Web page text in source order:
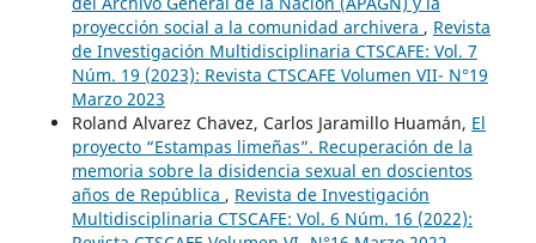
proyección social a la comunidad archivera , Revista
de Investigación Multidisciplinaria CTSCAFE: Vol. 7
Núm. 19 (2023): Revista CTSCAFE Volumen VII- N°19
Marzo 2023
Roland Alvarez Chavez, Carlos Jaramillo Huamán, El
proyecto “Estampas limeñas”. Recuperación de la
memoria sobre la disidencia sexual en doscientos
años de República , Revista de Investigación
Multidisciplinaria CTSCAFE: Vol. 6 Núm. 16 (2022):